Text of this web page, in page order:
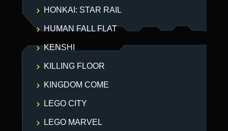
HONKAI: STAR RAIL
HUMAN FALL FLAT
KENSHI
KILLING FLOOR
KINGDOM COME
LEGO CITY
LEGO MARVEL